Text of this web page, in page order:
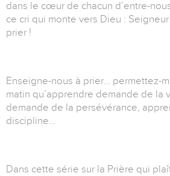
dans le cœur de chacun d’entre-
ce cri qui monte vers Dieu :
prier !
Enseigne-nous à prier… permettez-
matin qu’apprendre demande de la
demande de la persévérance,
discipline…
Dans cette série sur la Prière qui